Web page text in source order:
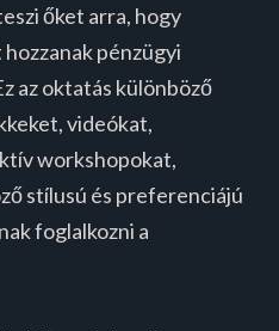
őket arra, hogy
pénzügyi
az oktatás különböző
videókat,
workshopokat,
stílusú és preferenciájú
foglalkozni a